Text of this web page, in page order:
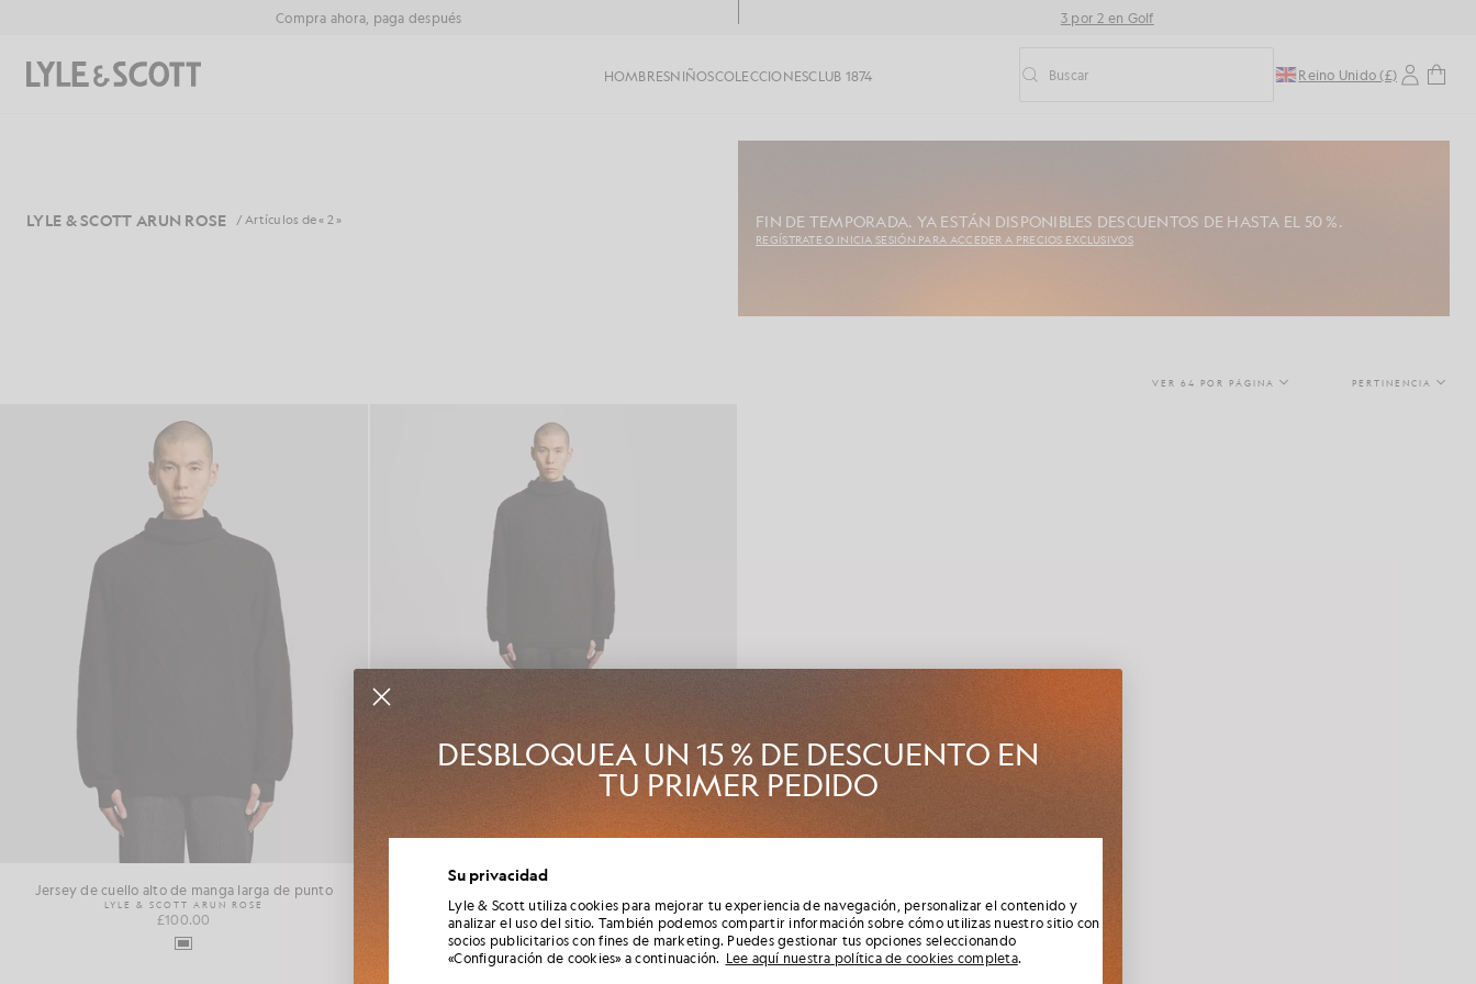
Compra ahora, paga después 3 por 2 en Golf
HOMBRESNIÑOSCOLECCIONESCLUB 1874 Activar/desactivar la búsqueda predictiva
Buscar Buscar Reino Unido (£)
LYLE & SCOTT ARUN ROSE / Artículos de « 2 » FIN DE TEMPORADA. YA ESTÁN DISPONIBLES DESCUENTOS DE HASTA EL 50 %.
REGÍSTRATE O INICIA SESIÓN PARA ACCEDER A PRECIOS EXCLUSIVOS
VER 64 POR PÁGINA PERTINENCIA
Jersey de cuello alto de manga larga de punto
LYLE & SCOTT ARUN ROSE
£100.00
LYLE & SCOTT ARUN ROSE
£150.00
Su privacidad
Lyle & Scott utiliza cookies para mejorar tu experiencia de navegación, personalizar el contenido y
analizar el uso del sitio. También podemos compartir información sobre cómo utilizas nuestro sitio con
socios publicitarios con fines de marketing. Puedes gestionar tus opciones seleccionando
«Configuración de cookies» a continuación. Lee aquí nuestra política de cookies completa.
DESBLOQUEA UN 15 % DE DESCUENTO EN
TU PRIMER PEDIDO
temporada, las colaboraciones y las rebajas de temporada exclusivas para socios,
además de conseguir un código de bienvenida único del 15 %.